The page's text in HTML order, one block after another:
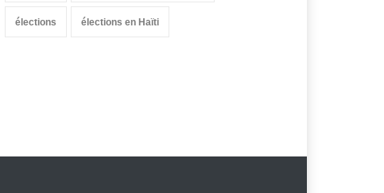
élections élections en Haïti